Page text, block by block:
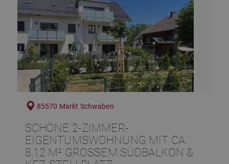
85570 Markt Schwaben
SCHÖNE 2-ZIMMER-
EIGENTUMSWOHNUNG MIT CA.
8,12 M² GROSSEM SÜDBALKON & K